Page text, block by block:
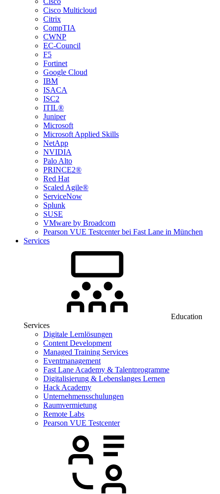
Cisco Multicloud
Citrix
CompTIA
CWNP
EC-Council
F5
Fortinet
Google Cloud
IBM
ISACA
ISC2
ITIL®
Juniper
Microsoft
Microsoft Applied Skills
NetApp
NVIDIA
Palo Alto
PRINCE2®
Red Hat
Scaled Agile®
ServiceNow
Splunk
SUSE
VMware by Broadcom
Pearson VUE Testcenter bei Fast Lane in München
Services
Education
Services
Digitale Lernlösungen
Content Development
Managed Training Services
Eventmanagement
Fast Lane Academy & Talentprogramme
Digitalisierung & Lebenslanges Lernen
Hack Academy
Unternehmensschulungen
Raumvermietung
Remote Labs
Pearson VUE Testcenter